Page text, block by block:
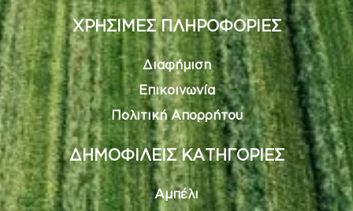
ΧΡΗΣΙΜΕΣ ΠΛΗΡΟΦΟΡΙΕΣ
Διαφήμιση
Επικοινωνία
Πολιτική Απορρήτου
ΔΗΜΟΦΙΛΕΙΣ ΚΑΤΗΓΟΡΙΕΣ
Αμπέλι